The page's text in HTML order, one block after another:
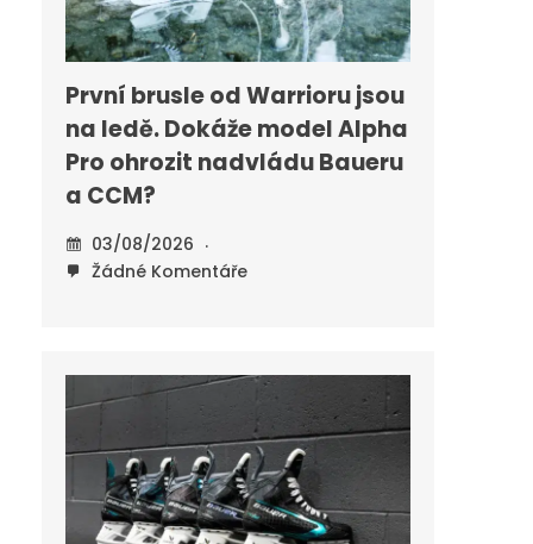
První brusle od Warrioru jsou
na ledě. Dokáže model Alpha
Pro ohrozit nadvládu Baueru
a CCM?
03/08/2026
Žádné Komentáře